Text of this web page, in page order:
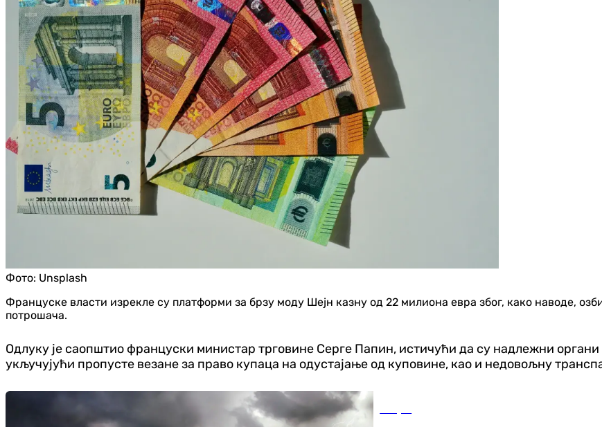
Фото: Unsplash
Француске власти изрекле су платформи за брзу моду Шејн казну од 22 милиона евра због, како наводе,
потрошача.
Одлуку је саопштио француски министар трговине Серге Папин, истичући да су надлежни
укључујући пропусте везане за право купаца на одустајање од куповине, као и недовољну